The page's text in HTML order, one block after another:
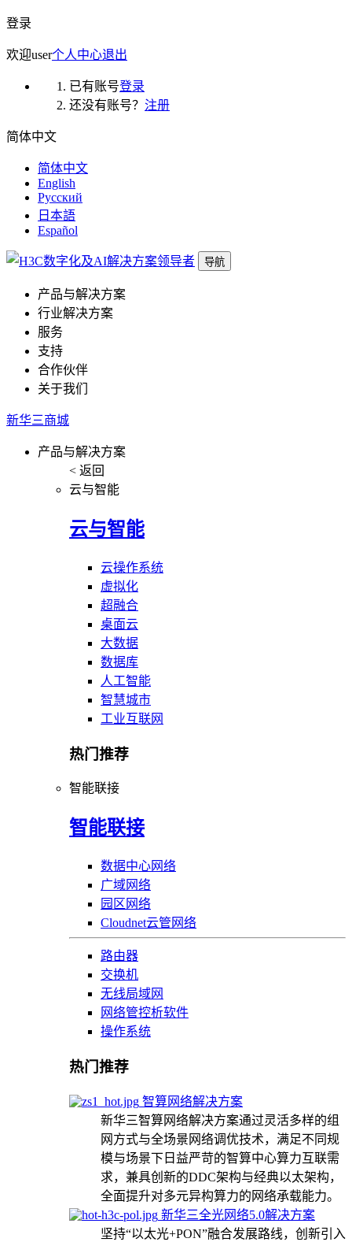
登录
欢迎user个人中心退出
已有账号登录
还没有账号？ 注册
简体中文
简体中文
English
Русский
日本語
Español
导航
产品与解决方案
行业解决方案
服务
支持
合作伙伴
关于我们
新华三商城
产品与解决方案
< 返回
云与智能
云与智能
云操作系统
虚拟化
超融合
桌面云
大数据
数据库
人工智能
智慧城市
工业互联网
热门推荐
智能联接
智能联接
数据中心网络
广域网络
园区网络
Cloudnet云管网络
路由器
交换机
无线局域网
网络管控析软件
操作系统
热门推荐
智算网络解决方案
新华三智算网络解决方案通过灵活多样的组
网方式与全场景网络调优技术，满足不同规
模与场景下日益严苛的智算中心算力互联需
求，兼具创新的DDC架构与经典以太架构，
全面提升对多元异构算力的网络承载能力。
新华三全光网络5.0解决方案
坚持“以太光+PON”融合发展路线，创新引入